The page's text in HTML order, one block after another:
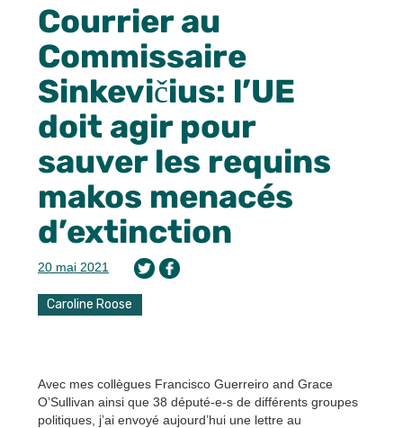
Courrier au
Commissaire
Sinkevičius: l’UE
doit agir pour
sauver les requins
makos menacés
d’extinction
20 mai 2021
Caroline Roose
Avec mes collègues Francisco Guerreiro and Grace
O’Sullivan ainsi que 38 député-e-s de différents groupes
politiques, j’ai envoyé aujourd’hui une lettre au